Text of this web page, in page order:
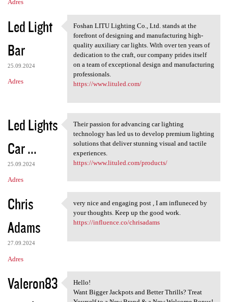
a
r
z
e
Adres
Led Light
Bar
25.09.2024
Adres
Foshan LITU Lighting Co., Ltd
Foshan LITU Lighting Co., Ltd. stands at the
forefront of designing and manufacturing high-
quality auxiliary car lights. With over ten years of
dedication to the craft, our company prides itself
on a team of exceptional design and manufacturing
professionals.
https://www.lituled.com/
Led Lights
Car ...
25.09.2024
Adres
Their passion for advancing
Their passion for advancing car lighting
technology has led us to develop premium lighting
solutions that deliver stunning visual and tactile
experiences.
https://www.lituled.com/products/
Chris
Adams
27.09.2024
Adres
very nice and engaging post ,
very nice and engaging post , I am influneced by
your thoughts. Keep up the good work.
https://influence.co/chrisadams
Valeron83
Hello!
Hello!
Want Bigger Jackpots and Better Thrills? Treat